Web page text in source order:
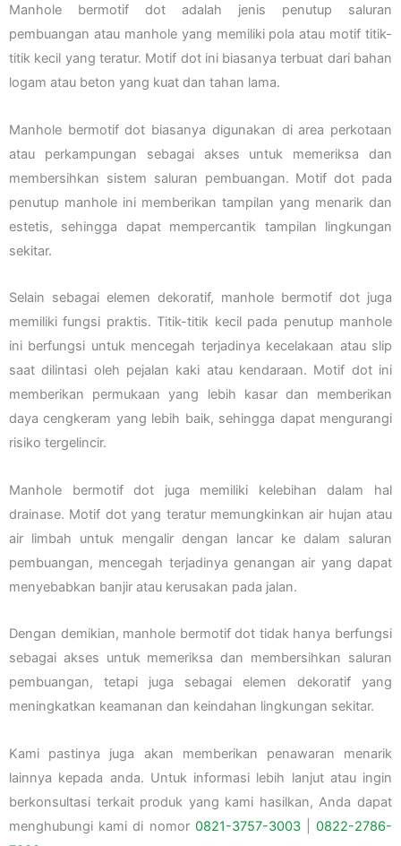
Manhole bermotif dot adalah jenis penutup saluran
pembuangan atau manhole yang memiliki pola atau motif titik-
titik kecil yang teratur. Motif dot ini biasanya terbuat dari bahan
logam atau beton yang kuat dan tahan lama.
Manhole bermotif dot biasanya digunakan di area perkotaan
atau perkampungan sebagai akses untuk memeriksa dan
membersihkan sistem saluran pembuangan. Motif dot pada
penutup manhole ini memberikan tampilan yang menarik dan
estetis, sehingga dapat mempercantik tampilan lingkungan
sekitar.
Selain sebagai elemen dekoratif, manhole bermotif dot juga
memiliki fungsi praktis. Titik-titik kecil pada penutup manhole
ini berfungsi untuk mencegah terjadinya kecelakaan atau slip
saat dilintasi oleh pejalan kaki atau kendaraan. Motif dot ini
memberikan permukaan yang lebih kasar dan memberikan
daya cengkeram yang lebih baik, sehingga dapat mengurangi
risiko tergelincir.
Manhole bermotif dot juga memiliki kelebihan dalam hal
drainase. Motif dot yang teratur memungkinkan air hujan atau
air limbah untuk mengalir dengan lancar ke dalam saluran
pembuangan, mencegah terjadinya genangan air yang dapat
menyebabkan banjir atau kerusakan pada jalan.
Dengan demikian, manhole bermotif dot tidak hanya berfungsi
sebagai akses untuk memeriksa dan membersihkan saluran
pembuangan, tetapi juga sebagai elemen dekoratif yang
meningkatkan keamanan dan keindahan lingkungan sekitar.
Kami pastinya juga akan memberikan penawaran menarik
lainnya kepada anda. Untuk informasi lebih lanjut atau ingin
berkonsultasi terkait produk yang kami hasilkan, Anda dapat
menghubungi kami di nomor 0821-3757-3003|0822-2786-